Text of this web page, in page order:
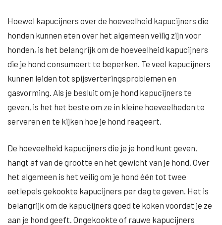
Hoewel kapucijners over de hoeveelheid kapucijners die
honden kunnen eten over het algemeen veilig zijn voor
honden, is het belangrijk om de hoeveelheid kapucijners
die je hond consumeert te beperken. Te veel kapucijners
kunnen leiden tot spijsverteringsproblemen en
gasvorming. Als je besluit om je hond kapucijners te
geven, is het het beste om ze in kleine hoeveelheden te
serveren en te kijken hoe je hond reageert.
De hoeveelheid kapucijners die je je hond kunt geven,
hangt af van de grootte en het gewicht van je hond. Over
het algemeen is het veilig om je hond één tot twee
eetlepels gekookte kapucijners per dag te geven. Het is
belangrijk om de kapucijners goed te koken voordat je ze
aan je hond geeft. Ongekookte of rauwe kapucijners